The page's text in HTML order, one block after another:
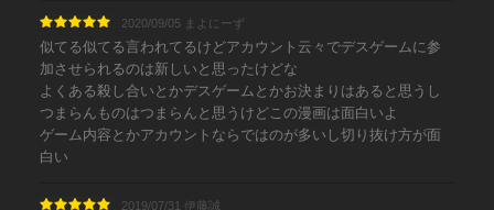
2020/09/05 まよにーず
似てる似てる言われてるけどアカウント云々でデスゲームに参
加させられるのは新しいと思ったけどな
よくある殺し合いとかデスゲームとかお決まりはあると思うし
つまらんものはつまらんと思うけどこの漫画は面白いよ
ゲーム内容とかアカウントならではのが多いし切り抜け方が面
白い
2019/07/31 伊藤誠